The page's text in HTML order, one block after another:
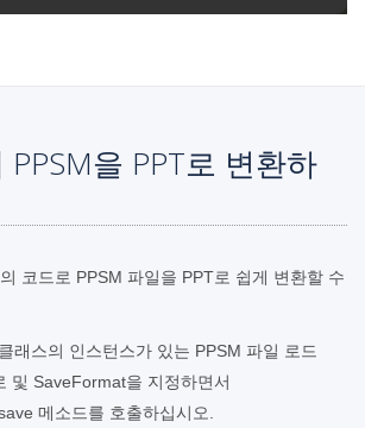
PPSM을 PPT로 변환하
코드로 PPSM 파일을 PPT로 쉽게 변환할 수
래스의 인스턴스가 있는 PPSM 파일 로드
및 SaveFormat을 지정하면서
메소드를 호출하십시오.